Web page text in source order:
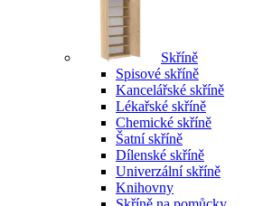
Skříně
Spisové skříně
Kancelářské skříně
Lékařské skříně
Chemické skříně
Šatní skříně
Dílenské skříně
Univerzální skříně
Knihovny